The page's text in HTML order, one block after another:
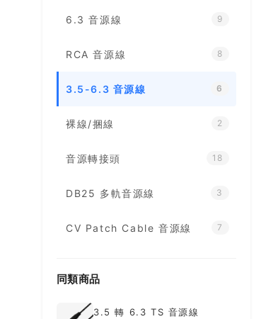
6.3 音源線 9
RCA 音源線 8
3.5-6.3 音源線 6
裸線/捆線 2
音源轉接頭 18
DB25 多軌音源線 3
CV Patch Cable 音源線 7
同類商品
3.5 轉 6.3 TS 音源線